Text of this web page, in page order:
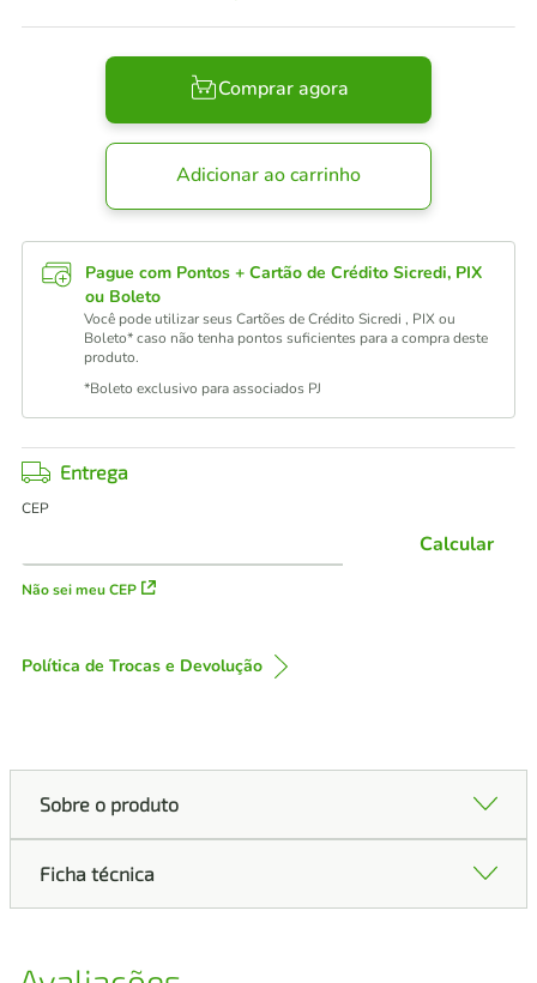
Comprar agora
Adicionar ao carrinho
Pague com Pontos + Cartão de Crédito Sicredi, PIX
ou Boleto
Você pode utilizar seus Cartões de Crédito Sicredi , PIX ou
Boleto* caso não tenha pontos suficientes para a compra deste
produto.
*Boleto exclusivo para associados PJ
Entrega
CEP
Não sei meu CEP
Calcular
Política de Trocas e Devolução
Sobre o produto
Ficha técnica